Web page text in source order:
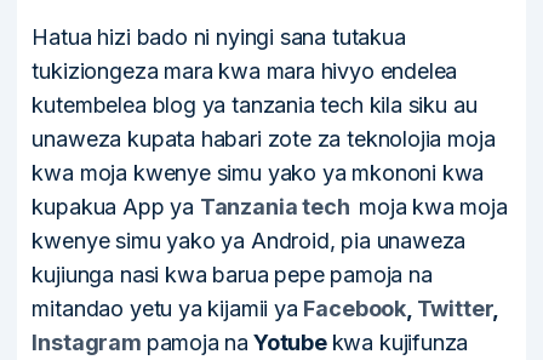
Hatua hizi bado ni nyingi sana tutakua
tukiziongeza mara kwa mara hivyo endelea
kutembelea blog ya tanzania tech kila siku au
unaweza kupata habari zote za teknolojia moja
kwa moja kwenye simu yako ya mkononi kwa
kupakua App ya Tanzania tech moja kwa moja
kwenye simu yako ya Android, pia unaweza
kujiunga nasi kwa barua pepe pamoja na
mitandao yetu ya kijamii ya Facebook, Twitter,
Instagram pamoja na Yotube kwa kujifunza